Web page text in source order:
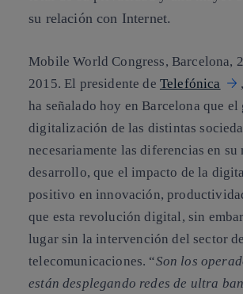
su relación con Internet.
Mobile World Congress, Barcelona,
2015.El presidente de Telefónica
ha señalado hoy en Barcelona que el
digitalización de las distintas
necesariamente las diferencias en su
desarrollo, que el impacto de la
positivo en innovación,
que esta revolución digital, sin
lugar sin la intervención del sector
telecomunicaciones. “Son los
están desplegando redes de ultra